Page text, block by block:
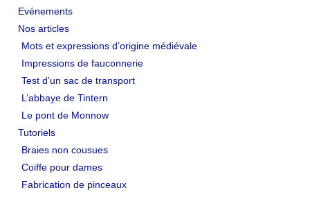
Evénements
Nos articles
Mots et expressions d’origine médiévale
Impressions de fauconnerie
Test d’un sac de transport
L’abbaye de Tintern
Le pont de Monnow
Tutoriels
Braies non cousues
Coiffe pour dames
Fabrication de pinceaux